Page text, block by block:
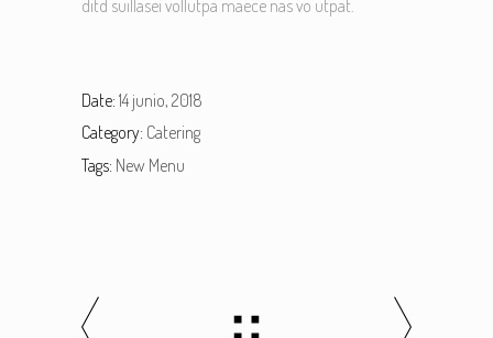
ditd suillasei vollutpa maece nas vo utpat.
Date: 14 junio, 2018
Category: Catering
Tags: New Menu